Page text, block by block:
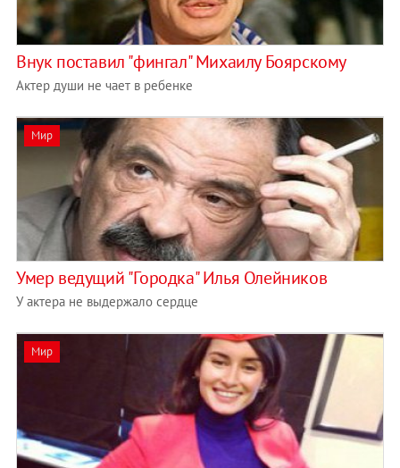
Внук поставил "фингал" Михаилу Боярскому
Актер души не чает в ребенке
Мир
Умер ведущий "Городка" Илья Олейников
У актера не выдержало сердце
Мир